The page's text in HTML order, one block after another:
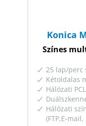
Konica
Színes
25 lap/perc
Kétoldalas
Hálózati
Hálózati
(FTP,E-mail,